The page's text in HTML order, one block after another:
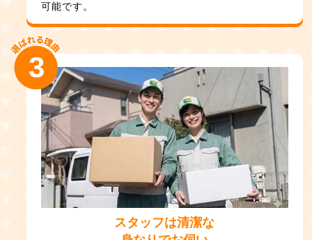
可能です。
スタッフは清潔な
3